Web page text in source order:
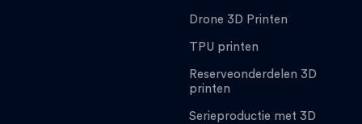
Drone 3D Printen
TPU printen
Reserveonderdelen 3D
printen
Serieproductie met 3D